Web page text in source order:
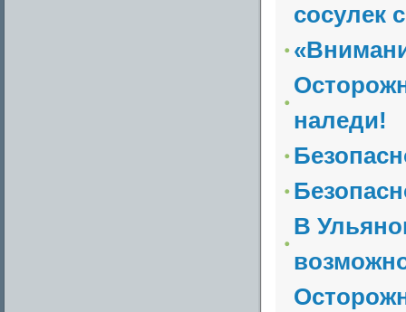
сосулек
наледи!
В